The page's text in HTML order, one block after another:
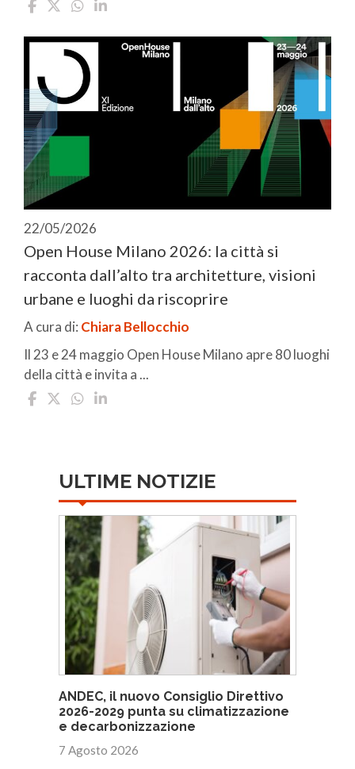
22/05/2026
Open House Milano 2026: la città si
racconta dall’alto tra architetture, visioni
urbane e luoghi da riscoprire
A cura di: Chiara Bellocchio
Il 23 e 24 maggio Open House Milano apre 80 luoghi
della città e invita a ...
ULTIME NOTIZIE
ANDEC, il nuovo Consiglio Direttivo
2026-2029 punta su climatizzazione
e decarbonizzazione
7 Agosto 2026